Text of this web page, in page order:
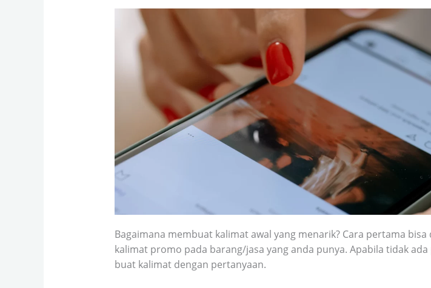
Bagaimana membuat kalimat awal yang menarik? Cara pertama bisa
kalimat promo pada barang/jasa yang anda punya. Apabila tidak
buat kalimat dengan pertanyaan.